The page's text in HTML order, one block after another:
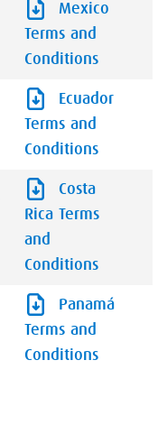
Mexico
Terms and
Conditions
Ecuador
Terms and
Conditions
Costa
Rica Terms
and
Conditions
Panamá
Terms and
Conditions